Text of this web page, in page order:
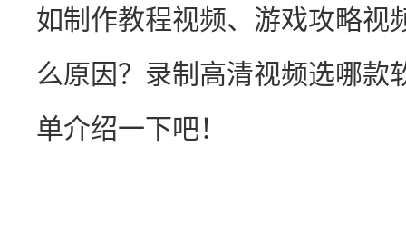
如制作教程视频、游戏攻略视
么原因？录制高清视频选哪款
单介绍一下吧！